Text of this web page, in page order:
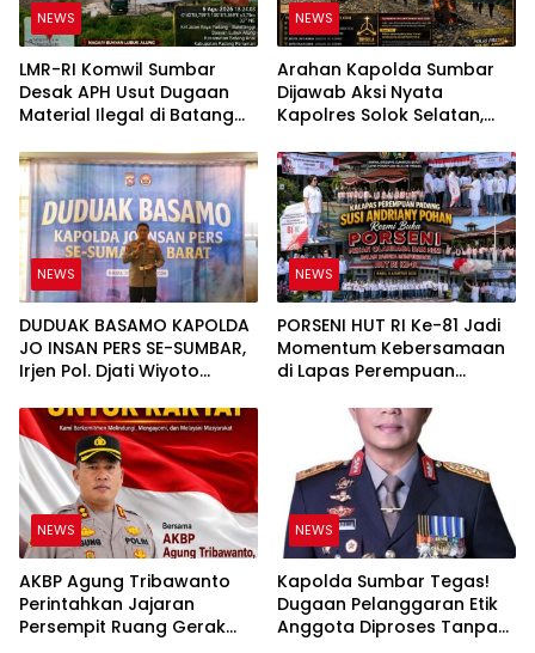
NEWS
LMR-RI Komwil Sumbar
Desak APH Usut Dugaan
Material Ilegal di Batang
PT UHA Diminta Diselidiki
Tuntas
NEWS
Arahan Kapolda Sumbar
Dijawab Aksi Nyata
Kapolres Solok Selatan,
Bukan Sekadar Slogan
NEWS
DUDUAK BASAMO KAPOLDA
JO INSAN PERS SE-SUMBAR,
Irjen Pol. Djati Wiyoto
Ruang bagi Pelanggar
Hukum di Internal Polri
NEWS
PORSENI HUT RI Ke-81 Jadi
Momentum Kebersamaan
di Lapas Perempuan
NEWS
AKBP Agung Tribawanto
Perintahkan Jajaran
Persempit Ruang Gerak
NEWS
Kapolda Sumbar Tegas!
Dugaan Pelanggaran Etik
Anggota Diproses Tanpa